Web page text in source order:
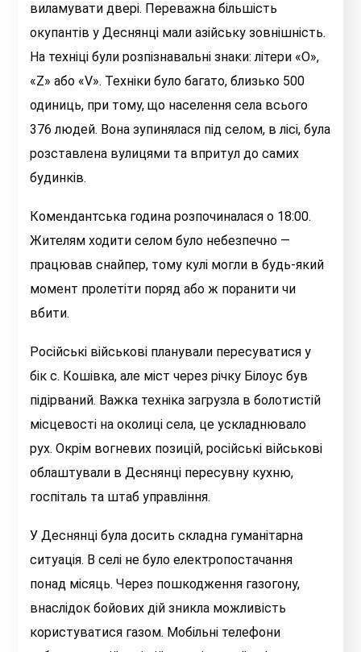
виламувати двері. Переважна більшість
окупантів у Деснянці мали азійську зовнішність.
На техніці були розпізнавальні знаки: літери «О»,
«Z» або «V». Техніки було багато, близько 500
одиниць, при тому, що населення села всього
376 людей. Вона зупинялася під селом, в лісі, була
розставлена вулицями та впритул до самих
будинків.
Комендантська година розпочиналася о 18:00.
Жителям ходити селом було небезпечно —
працював снайпер, тому кулі могли в будь-який
момент пролетіти поряд або ж поранити чи
вбити.
Російські військові планували пересуватися у
бік с. Кошівка, але міст через річку Білоус був
підірваний. Важка техніка загрузла в болотистій
місцевості на околиці села, це ускладнювало
рух. Окрім вогневих позицій, російські військові
облаштували в Деснянці пересувну кухню,
госпіталь та штаб управління.
У Деснянці була досить складна гуманітарна
ситуація. В селі не було електропостачання
понад місяць. Через пошкодження газогону,
внаслідок бойових дій зникла можливість
користуватися газом. Мобільні телефони